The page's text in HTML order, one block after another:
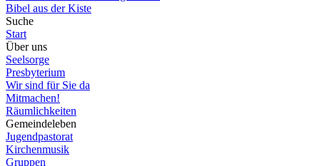
Bibel aus der Kiste
Suche
Start
Über uns
Seelsorge
Presbyterium
Wir sind für Sie da
Mitmachen!
Räumlichkeiten
Gemeindeleben
Jugendpastorat
Kirchenmusik
Gruppen